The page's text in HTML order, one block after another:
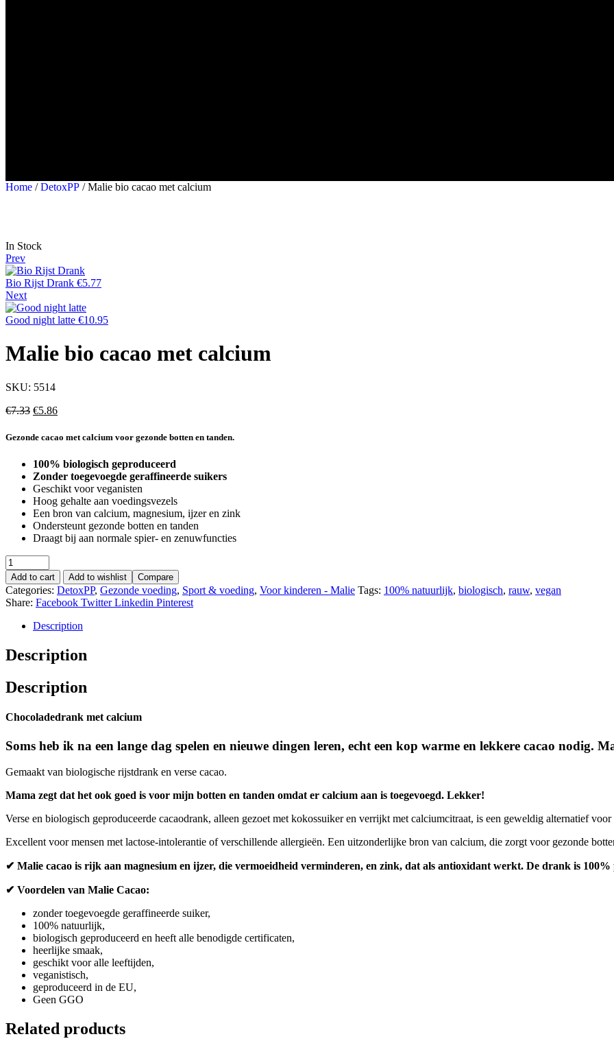
Home /DetoxPP / Malie bio cacao met calcium
In Stock
Prev
Bio Rijst Drank €5.77
Next
Good night latte €10.95
Malie bio cacao met calcium
SKU: 5514
€7.33 €5.86
Gezonde cacao met calcium voor gezonde botten en tanden.
100% biologisch geproduceerd
Zonder toegevoegde geraffineerde suikers
Geschikt voor veganisten
Hoog gehalte aan voedingsvezels
Een bron van calcium, magnesium, ijzer en zink
Ondersteunt gezonde botten en tanden
Draagt bij aan normale spier- en zenuwfuncties
Add to cart Add to wishlist Compare
Categories: DetoxPP, Gezonde voeding, Sport & voeding, Voor kinderen - Malie Tags: 100% natuurlijk, biologisch, rauw, vegan
Share: Facebook Twitter Linkedin Pinterest
Description
Description
Description
Chocoladedrank met calcium
Soms heb ik na een lange dag spelen en nieuwe dingen leren, echt een kop warme en lekkere cacao nodig.
Gemaakt van biologische rijstdrank en verse cacao.
Mama zegt dat het ook goed is voor mijn botten en tanden omdat er calcium aan is toegevoegd. Lekker!
Verse en biologisch geproduceerde cacaodrank, alleen gezoet met kokossuiker en verrijkt met calciumcitraat, is een geweldig alternatief voor
Excellent voor mensen met lactose-intolerantie of verschillende allergieën. Een uitzonderlijke bron van calcium, die zorgt voor gezonde
✔ Malie cacao is rijk aan magnesium en ijzer, die vermoeidheid verminderen, en zink, dat als antioxidant werkt. De drank is
✔ Voordelen van Malie Cacao:
zonder toegevoegde geraffineerde suiker,
100% natuurlijk,
biologisch geproduceerd en heeft alle benodigde certificaten,
heerlijke smaak,
geschikt voor alle leeftijden,
veganistisch,
geproduceerd in de EU,
Geen GGO
Related products